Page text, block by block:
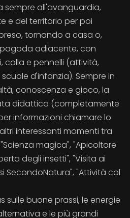
sempre all'avanguardia,
e del territorio per poi
tornando a casa o,
adiacente, con
colla e pennelli (attività,
d'infanzia). Sempre in
conoscenza e gioco, la
didattica (completamente
informazioni chiamare lo
interessanti momenti tra
magica", "Apicoltore
degli insetti", "Visita ai
SecondoNatura", "Attività col
sulle buone prassi, le energie
e le più grandi